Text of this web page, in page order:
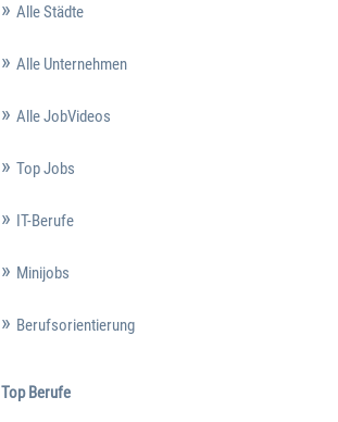
Alle Städte
Alle Unternehmen
Alle JobVideos
Top Jobs
IT-Berufe
Minijobs
Berufsorientierung
Top Berufe